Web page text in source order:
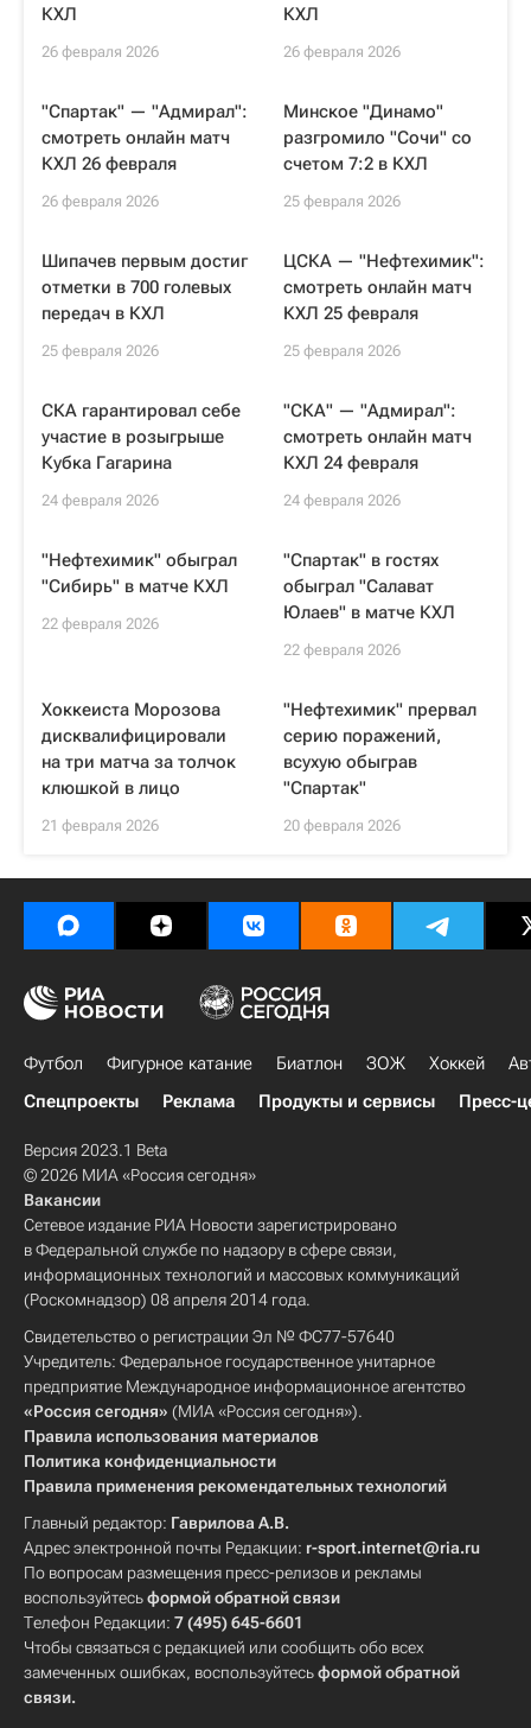
КХЛ
26 февраля 2026
КХЛ
26 февраля 2026
"Спартак" — "Адмирал":
смотреть онлайн матч
КХЛ 26 февраля
26 февраля 2026
Минское "Динамо"
разгромило "Сочи" со
счетом 7:2 в КХЛ
25 февраля 2026
Шипачев первым достиг
отметки в 700 голевых
передач в КХЛ
25 февраля 2026
ЦСКА — "Нефтехимик":
смотреть онлайн матч
КХЛ 25 февраля
25 февраля 2026
СКА гарантировал себе
участие в розыгрыше
Кубка Гагарина
24 февраля 2026
"СКА" — "Адмирал":
смотреть онлайн матч
КХЛ 24 февраля
24 февраля 2026
"Нефтехимик" обыграл
"Сибирь" в матче КХЛ
22 февраля 2026
"Спартак" в гостях
обыграл "Салават
Юлаев" в матче КХЛ
22 февраля 2026
Хоккеиста Морозова
дисквалифицировали
на три матча за толчок
клюшкой в лицо
21 февраля 2026
"Нефтехимик" прервал
серию поражений,
всухую обыграв
"Спартак"
20 февраля 2026
Футбол Фигурное катание Биатлон ЗОЖ Хоккей
Спецпроекты
Реклама Продукты и сервисы Пресс-
Версия 2023.1 Beta
© 2026 МИА «Россия сегодня»
Вакансии
Сетевое издание РИА Новости зарегистрировано
в Федеральной службе по надзору в сфере связи,
информационных технологий и массовых коммуникаций
(Роскомнадзор) 08 апреля 2014 года.
Свидетельство о регистрации Эл № ФС77-57640
Учредитель: Федеральное государственное унитарное
предприятие Международное информационное агентство
«Россия сегодня» (МИА «Россия сегодня»).
Правила использования материалов
Политика конфиденциальности
Правила применения рекомендательных технологий
Главный редактор: Гаврилова А.В.
Адрес электронной почты Редакции: r-sport.internet@ria.ru
По вопросам размещения пресс-релизов и рекламы
воспользуйтесьформой обратной связи
Телефон Редакции: 7 (495) 645-6601
Чтобы связаться с редакцией или сообщить обо всех
замеченных ошибках, воспользуйтесьформой обратной
связи.